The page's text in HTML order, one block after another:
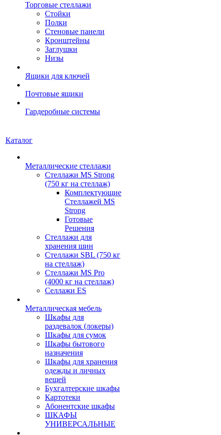
Торговые стеллажи
Стойки
Полки
Стеновые панели
Кронштейны
Заглушки
Низы
Ящики для ключей
Почтовые ящики
Гардеробные системы
Каталог
Металлические стеллажи
Стеллажи MS Strong
(750 кг на стеллаж)
Комплектующие
Стеллажей MS
Strong
Готовые
Решения
Стеллажи для
хранения шин
Стеллажи SBL (750 кг
на стеллаж)
Стеллажи MS Pro
(4000 кг на стеллаж)
Селлажи ES
Металлическая мебель
Шкафы для
раздевалок (локеры)
Шкафы для сумок
Шкафы бытового
назначения
Шкафы для хранения
одежды и личных
вещей
Бухгалтерские шкафы
Картотеки
Абонентские шкафы
ШКАФЫ
УНИВЕРСАЛЬНЫЕ